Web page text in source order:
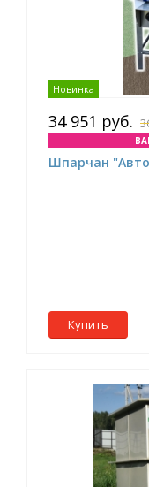
Новинка
34 951 руб.
Шпарчан
Купить